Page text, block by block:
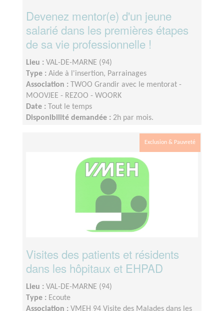
Devenez mentor(e) d'un jeune
salarié dans les premières étapes
de sa vie professionnelle !
Lieu : VAL-DE-MARNE (94)
Type : Aide à l'insertion, Parrainages
Association :
TWOO Grandir avec le mentorat -
MOOVJEE - REZOO - WOORK
Date :
Tout le temps
Disponibilité demandée : 2h par mois.
Exclusion & Pauvreté
Visites des patients et résidents
dans les hôpitaux et EHPAD
Lieu : VAL-DE-MARNE (94)
Type : Ecoute
Association : VMEH 94 Visite des Malades dans les